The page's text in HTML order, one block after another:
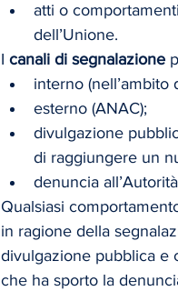
atti o
dell’Unione.
I canali di segnalazione
interno (nell’ambito
esterno (ANAC);
divulgazione
di raggiungere un
denuncia
Qualsiasi
in ragione della
divulgazione pubblica e
che ha sporto la